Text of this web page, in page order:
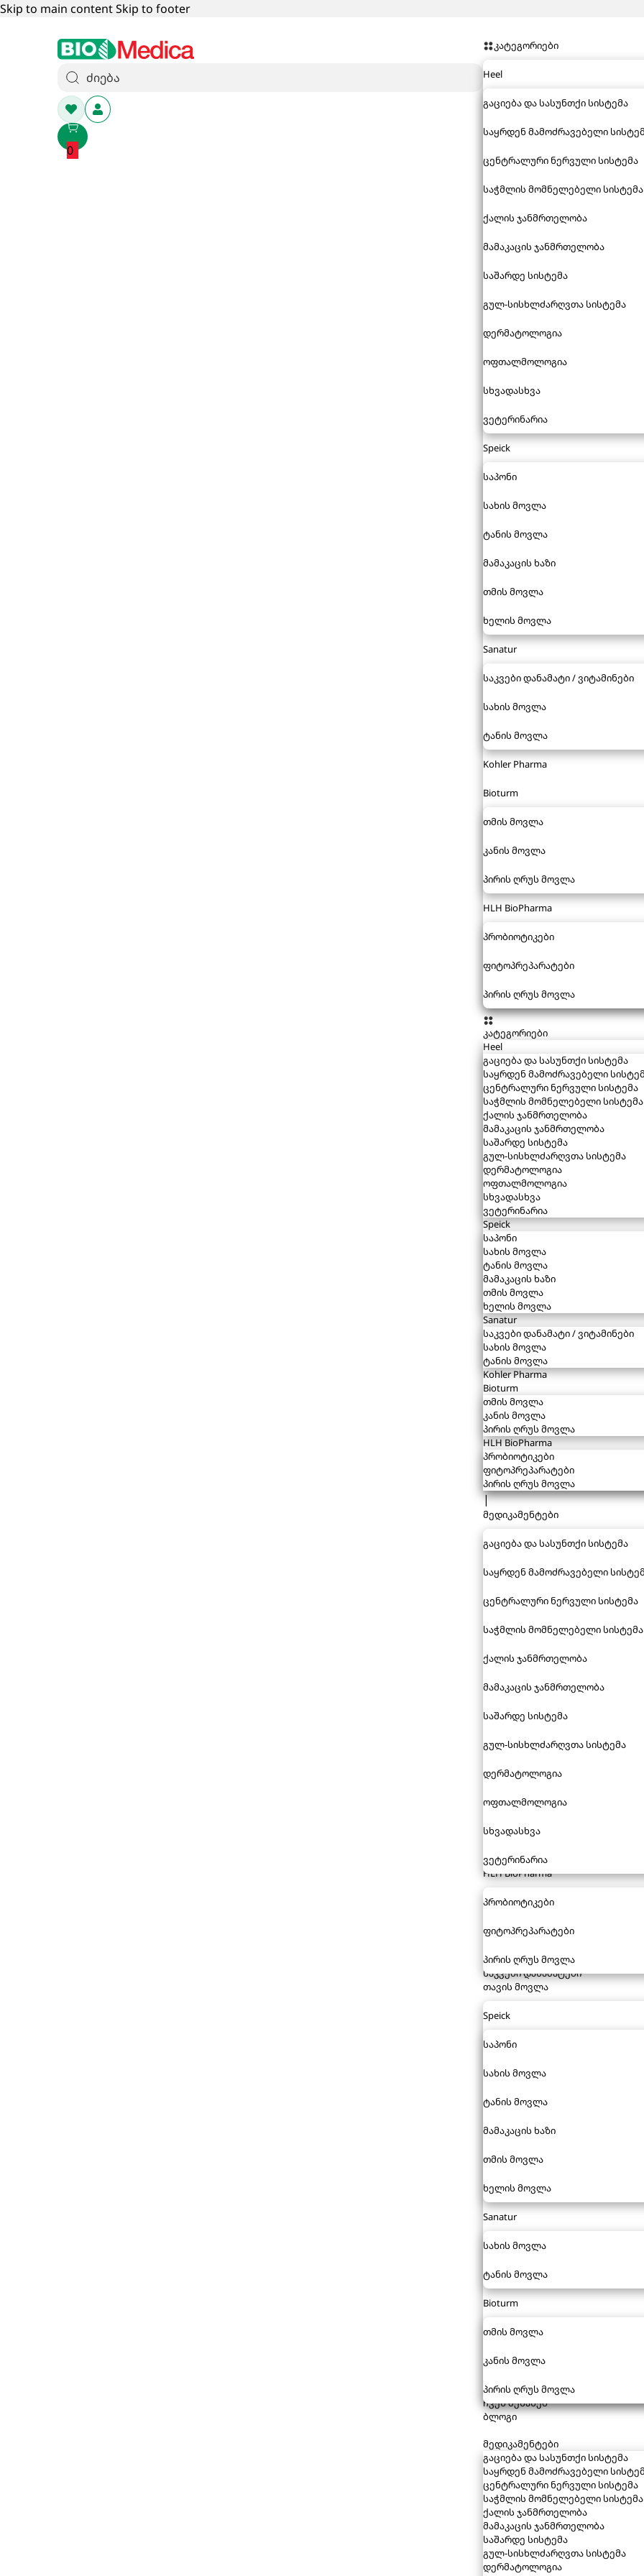
Skip to main contentSkip to footer
0
კატეგორიები
Heel
გაციება და სასუნთქი სისტემა
საყრდენ მამოძრავებელი
ცენტრალური ნერვული სისტემა
საჭმლის მომნელებელი სისტემა
ქალის ჯანმრთელობა
მამაკაცის ჯანმრთელობა
საშარდე სისტემა
გულ-სისხლძარღვთა სისტემა
დერმატოლოგია
ოფთალმოლოგია
სხვადასხვა
ვეტერინარია
Speick
საპონი
სახის მოვლა
ტანის მოვლა
მამაკაცის ხაზი
თმის მოვლა
ხელის მოვლა
Sanatur
საკვები დანამატი / ვიტამინები
სახის მოვლა
ტანის მოვლა
Kohler Pharma
Bioturm
თმის მოვლა
კანის მოვლა
პირის ღრუს მოვლა
HLH BioPharma
პრობიოტიკები
ფიტოპრეპარატები
პირის ღრუს მოვლა
კატეგორიები
Heel
გაციება და სასუნთქი სისტემა
საყრდენ მამოძრავებელი
ცენტრალური ნერვული სისტემა
საჭმლის მომნელებელი სისტემა
ქალის ჯანმრთელობა
მამაკაცის ჯანმრთელობა
საშარდე სისტემა
გულ-სისხლძარღვთა სისტემა
დერმატოლოგია
ოფთალმოლოგია
სხვადასხვა
ვეტერინარია
Speick
საპონი
სახის მოვლა
ტანის მოვლა
მამაკაცის ხაზი
თმის მოვლა
ხელის მოვლა
Sanatur
საკვები დანამატი / ვიტამინები
სახის მოვლა
ტანის მოვლა
Kohler Pharma
Bioturm
თმის მოვლა
კანის მოვლა
პირის ღრუს მოვლა
HLH BioPharma
პრობიოტიკები
ფიტოპრეპარატები
პირის ღრუს მოვლა
|
მედიკამენტები
გაციება და სასუნთქი სისტემა
საყრდენ მამოძრავებელი
ცენტრალური ნერვული სისტემა
საჭმლის მომნელებელი სისტემა
ქალის ჯანმრთელობა
მამაკაცის ჯანმრთელობა
საშარდე სისტემა
გულ-სისხლძარღვთა სისტემა
დერმატოლოგია
ოფთალმოლოგია
სხვადასხვა
ვეტერინარია
HLH BioPharma
პრობიოტიკები
ფიტოპრეპარატები
პირის ღრუს მოვლა
საკვები დანამატები
თავის მოვლა
Speick
საპონი
სახის მოვლა
ტანის მოვლა
მამაკაცის ხაზი
თმის მოვლა
ხელის მოვლა
Sanatur
სახის მოვლა
ტანის მოვლა
Bioturm
თმის მოვლა
კანის მოვლა
პირის ღრუს მოვლა
ჩვენ შესახებ
ბლოგი
მედიკამენტები
გაციება და სასუნთქი სისტემა
საყრდენ მამოძრავებელი
ცენტრალური ნერვული სისტემა
საჭმლის მომნელებელი სისტემა
ქალის ჯანმრთელობა
მამაკაცის ჯანმრთელობა
საშარდე სისტემა
გულ-სისხლძარღვთა სისტემა
დერმატოლოგია